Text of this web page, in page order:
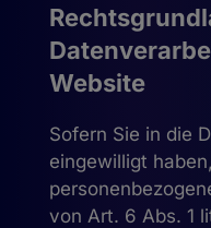
Website
Sofern Sie in die
eingewilligt
von Art. 6 Abs. 1